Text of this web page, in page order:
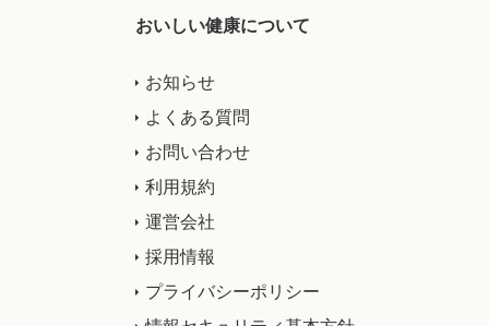
おいしい健康について
お知らせ
よくある質問
お問い合わせ
利用規約
運営会社
採用情報
プライバシーポリシー